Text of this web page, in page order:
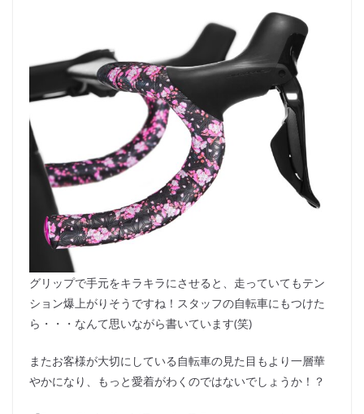
グリップで手元をキラキラにさせると、走っていてもテン
ション爆上がりそうですね！スタッフの自転車にもつけた
ら・・・なんて思いながら書いています(笑)
またお客様が大切にしている自転車の見た目もより一層華
やかになり、もっと愛着がわくのではないでしょうか！？